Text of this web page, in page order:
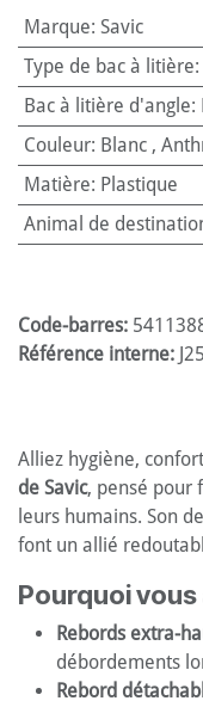
Marque: Savic
Type de bac à litière:
Bac à litière d'angle:
Couleur: Blanc,
Matière: Plastique
Animal de
Code-barres:
Référence interne:
Alliez hygiène,
de Savic, pensé pour
leurs humains. Son
font un allié
Pourquoi vous
Rebords extra-
débordements
Rebord